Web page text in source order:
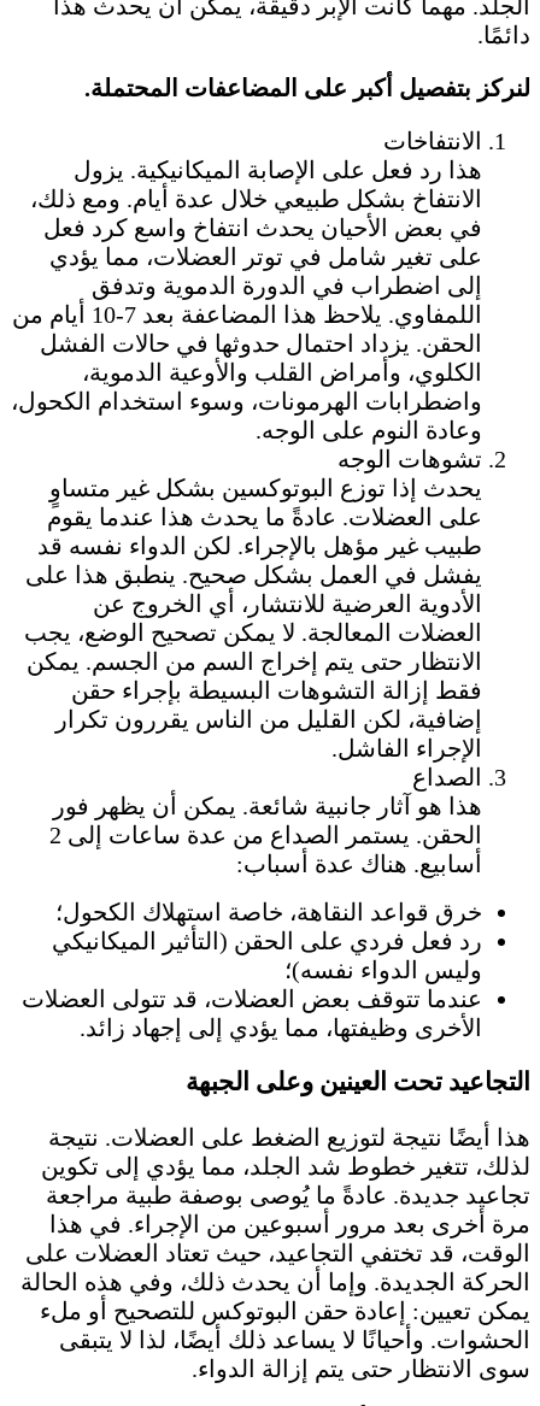
الجلد. مهما كانت الإبر دقيقة، يمكن أن يحدث هذا
دائمًا.
لنركز بتفصيل أكبر على المضاعفات المحتملة.
الانتفاخات
هذا رد فعل على الإصابة الميكانيكية. يزول
الانتفاخ بشكل طبيعي خلال عدة أيام. ومع ذلك،
في بعض الأحيان يحدث انتفاخ واسع كرد فعل
على تغير شامل في توتر العضلات، مما يؤدي
إلى اضطراب في الدورة الدموية وتدفق
اللمفاوي. يلاحظ هذا المضاعفة بعد 7-10 أيام من
الحقن. يزداد احتمال حدوثها في حالات الفشل
الكلوي، وأمراض القلب والأوعية الدموية،
واضطرابات الهرمونات، وسوء استخدام الكحول،
وعادة النوم على الوجه.
تشوهات الوجه
يحدث إذا توزع البوتوكسين بشكل غير متساوٍ
على العضلات. عادةً ما يحدث هذا عندما يقوم
طبيب غير مؤهل بالإجراء. لكن الدواء نفسه قد
يفشل في العمل بشكل صحيح. ينطبق هذا على
الأدوية العرضية للانتشار، أي الخروج عن
العضلات المعالجة. لا يمكن تصحيح الوضع، يجب
الانتظار حتى يتم إخراج السم من الجسم. يمكن
فقط إزالة التشوهات البسيطة بإجراء حقن
إضافية، لكن القليل من الناس يقررون تكرار
الإجراء الفاشل.
الصداع
هذا هو آثار جانبية شائعة. يمكن أن يظهر فور
الحقن. يستمر الصداع من عدة ساعات إلى 2
أسابيع. هناك عدة أسباب:
خرق قواعد النقاهة، خاصة استهلاك الكحول؛
رد فعل فردي على الحقن (التأثير الميكانيكي
وليس الدواء نفسه)؛
عندما تتوقف بعض العضلات، قد تتولى العضلات
الأخرى وظيفتها، مما يؤدي إلى إجهاد زائد.
التجاعيد تحت العينين وعلى الجبهة
هذا أيضًا نتيجة لتوزيع الضغط على العضلات. نتيجة
لذلك، تتغير خطوط شد الجلد، مما يؤدي إلى تكوين
تجاعيد جديدة. عادةً ما يُوصى بوصفة طبية مراجعة
مرة أخرى بعد مرور أسبوعين من الإجراء. في هذا
الوقت، قد تختفي التجاعيد، حيث تعتاد العضلات على
الحركة الجديدة. وإما أن يحدث ذلك، وفي هذه الحالة
يمكن تعيين: إعادة حقن البوتوكس للتصحيح أو ملء
الحشوات. وأحيانًا لا يساعد ذلك أيضًا، لذا لا يتبقى
سوى الانتظار حتى يتم إزالة الدواء.